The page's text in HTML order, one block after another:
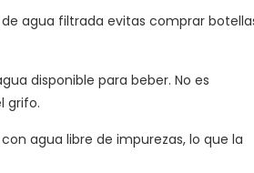
agua filtrada evitas comprar
disponible para beber. No es
grifo.
agua libre de impurezas, lo que la